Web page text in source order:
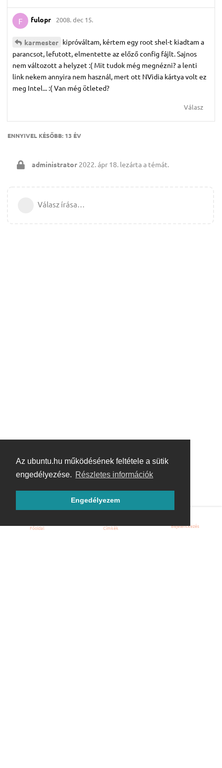
Az ubuntu.hu működésének feltétele a sütik
engedélyezése. Részletes információk
Engedélyezem
F fulopr 2008. dec 15.
karmester kipróváltam, kértem egy root shel-t kiadtam a
parancsot, lefutott, elmentette az előző config fájlt. Sajnos
nem változott a helyzet :( Mit tudok még megnézni? a lenti
link nekem annyira nem használ, mert ott NVidia kártya volt ez
meg Intel... :( Van még ötleted?
Válasz
ENNYIVEL KÉSŐBB: 13 ÉV
administrator 2022. ápr 18. lezárta a témát.
Válasz írása…
Főoldal Címkék Bejelentkezés